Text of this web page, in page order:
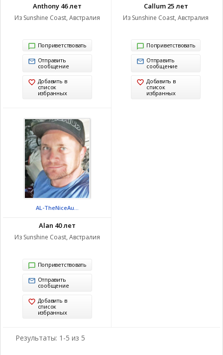
Anthony 46 лет
Из Sunshine Coast, Австралия
Поприветствовать
Отправить
сообщение
Добавить в
список
избранных
Callum 25 лет
Из Sunshine Coast, Австралия
Поприветствовать
Отправить
сообщение
Добавить в
список
избранных
AL-TheNiceAu...
Alan 40 лет
Из Sunshine Coast, Австралия
Поприветствовать
Отправить
сообщение
Добавить в
список
избранных
Результаты: 1-5 из 5